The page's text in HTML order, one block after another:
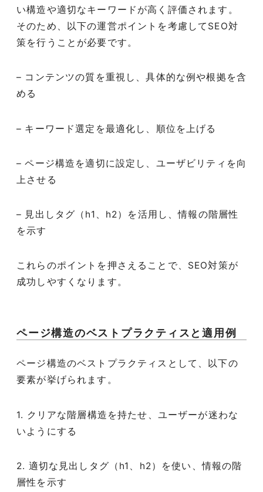
い構造や適切なキーワードが高く評価されます。
そのため、以下の運営ポイントを考慮してSEO対
策を行うことが必要です。
– コンテンツの質を重視し、具体的な例や根拠を含
める
– キーワード選定を最適化し、順位を上げる
– ページ構造を適切に設定し、ユーザビリティを向
上させる
– 見出しタグ（h1、h2）を活用し、情報の階層性
を示す
これらのポイントを押さえることで、SEO対策が
成功しやすくなります。
ページ構造のベストプラクティスと適用例
ページ構造のベストプラクティスとして、以下の
要素が挙げられます。
1. クリアな階層構造を持たせ、ユーザーが迷わな
いようにする
2. 適切な見出しタグ（h1、h2）を使い、情報の階
層性を示す